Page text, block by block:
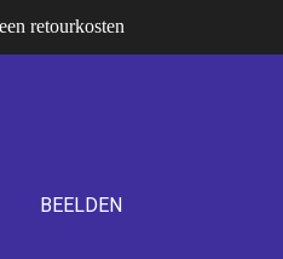
retourkosten
BEELDEN